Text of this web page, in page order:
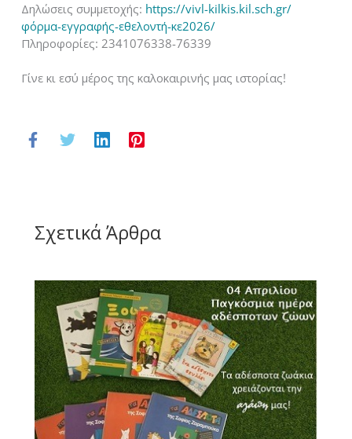
Δηλώσεις συμμετοχής: https://vivl-kilkis.kil.sch.gr/
φόρμα-εγγραφής-εθελοντή-κε2026/
Πληροφορίες: 2341076338-76339
Γίνε κι εσύ μέρος της καλοκαιρινής μας ιστορίας!
Σχετικά Άρθρα